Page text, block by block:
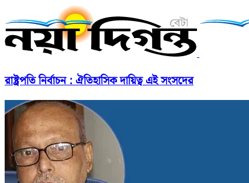
রাষ্ট্রপতি নির্বাচন : ঐতিহাসিক দায়িত্ব এই সংসদের